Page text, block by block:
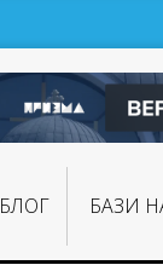
БЛОГ БАЗИ